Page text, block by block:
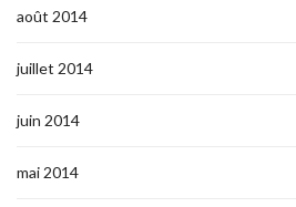
août 2014
juillet 2014
juin 2014
mai 2014